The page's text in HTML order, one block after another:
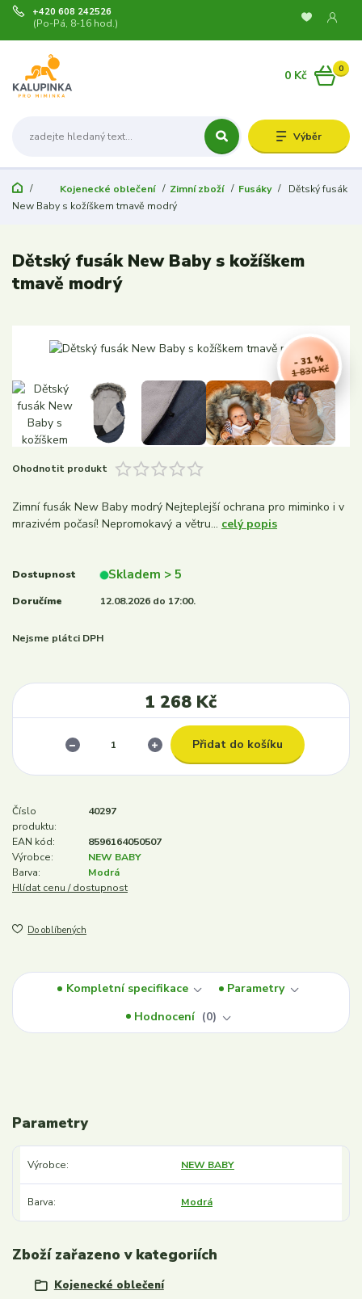
Výběr
+420 608 242526
(Po-Pá, 8-16 hod.)
0
0 Kč
Kojenecké oblečení Zimní zboží Fusáky
Dětský fusák
New Baby s kožíškem tmavě modrý
Dětský fusák New Baby s kožíškem
tmavě modrý
1 830 Kč
- 31 %
Ohodnotit produkt
Zimní fusák New Baby modrý Nejteplejší ochrana pro miminko i v
mrazivém počasí! Nepromokavý a větru... celý popis
Dostupnost Skladem > 5
Doručíme 12.08.2026 do 17:00.
Nejsme plátci DPH
1 268 Kč
Přidat do košíku
Číslo
produktu:
40297
EAN kód:
8596164050507
Výrobce:
NEW BABY
Barva:
Modrá
Hlídat cenu / dostupnost
Do oblíbených
Kompletní specifikace
Parametry
Hodnocení
0
Parametry
Výrobce NEW BABY
Barva Modrá
Zboží zařazeno v kategoriích
Kojenecké oblečení